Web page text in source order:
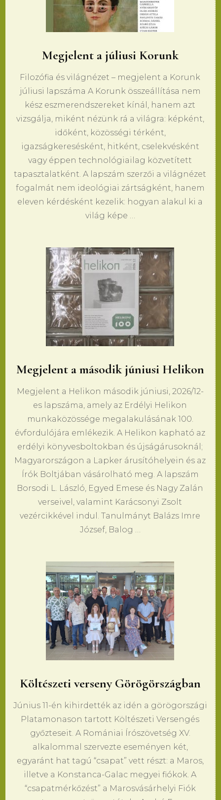
Megjelent a júliusi Korunk
Filozófia és világnézet – megjelent a Korunk
júliusi lapszáma A Korunk összeállítása nem
kész eszmerendszereket kínál, hanem azt
vizsgálja, miként nézünk rá a világra: képként,
időként, közösségi térként,
igazságkeresésként, hitként, cselekvésként
vagy éppen technológiailag közvetített
tapasztalatként. A lapszám szerzői a világnézet
fogalmát nem ideológiai zártságként, hanem
eleven kérdésként kezelik: hogyan alakul ki a
világ képe …
Megjelent a második júniusi Helikon
Megjelent a Helikon második júniusi, 2026/12-
es lapszáma, amely az Erdélyi Helikon
munkaközössége megalakulásának 100.
évfordulójára emlékezik. A Helikon kapható az
erdélyi könyvesboltokban és újságárusoknál;
Magyarországon a Lapker árusítóhelyein és az
Írók Boltjában vásárolható meg. A lapszám
Borsodi L. László, Egyed Emese és Nagy Zalán
verseivel, valamint Karácsonyi Zsolt
vezércikkével indul. Tanulmányt Balázs Imre
József, Balog …
Költészeti verseny Görögörszágban
Június 11-én kihirdették az idén a görögországi
Platamonason tartott Költészeti Versengés
győzteseit. A Romániai Írószövetség XV.
alkalommal szervezte eseményen két,
egyaránt hat tagú “csapat” vett részt: a Maros,
illetve a Konstanca-Galac megyei fiókok. A
“csapatmérkőzést” a Marosvásárhelyi Fiók